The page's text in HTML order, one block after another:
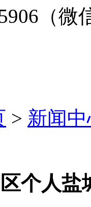
（微
> 新闻
个人盐